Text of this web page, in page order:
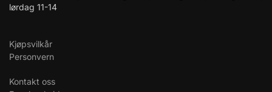
lørdag 11-14
Kjøpsvilkår
Personvern
Kontakt oss